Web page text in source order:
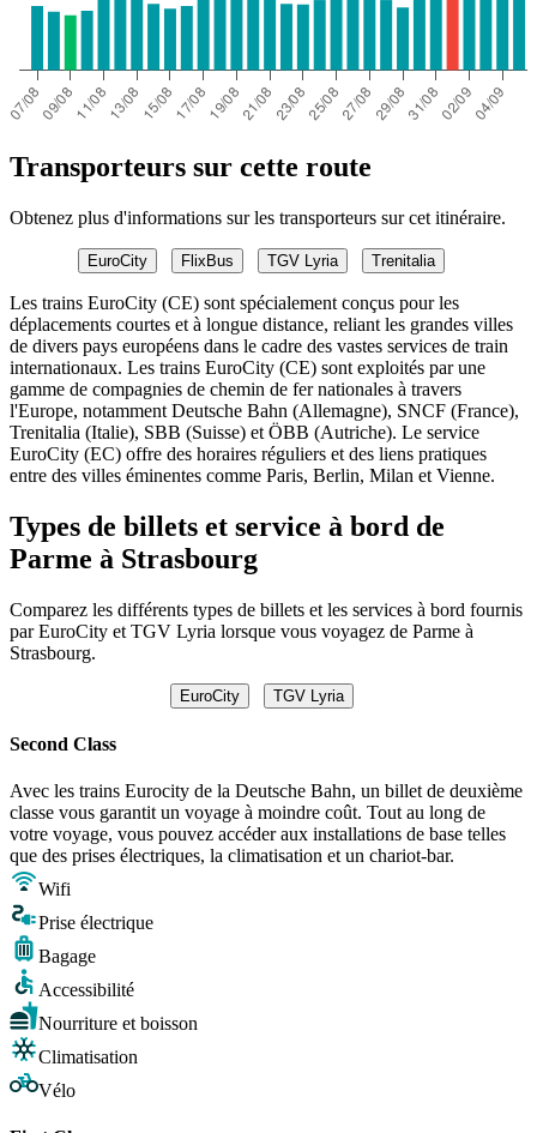
Transporteurs sur cette route
Obtenez plus d'informations sur les transporteurs sur cet itinéraire.
EuroCity FlixBus TGV Lyria Trenitalia
Les trains EuroCity (CE) sont spécialement conçus pour les
déplacements courtes et à longue distance, reliant les grandes villes
de divers pays européens dans le cadre des vastes services de train
internationaux. Les trains EuroCity (CE) sont exploités par une
gamme de compagnies de chemin de fer nationales à travers
l'Europe, notamment Deutsche Bahn (Allemagne), SNCF (France),
Trenitalia (Italie), SBB (Suisse) et ÖBB (Autriche). Le service
EuroCity (EC) offre des horaires réguliers et des liens pratiques
entre des villes éminentes comme Paris, Berlin, Milan et Vienne.
Types de billets et service à bord de
Parme à Strasbourg
Comparez les différents types de billets et les services à bord fournis
par EuroCity et TGV Lyria lorsque vous voyagez de Parme à
Strasbourg.
EuroCity TGV Lyria
Second Class
Avec les trains Eurocity de la Deutsche Bahn, un billet de deuxième
classe vous garantit un voyage à moindre coût. Tout au long de
votre voyage, vous pouvez accéder aux installations de base telles
que des prises électriques, la climatisation et un chariot-bar.
Wifi
Prise électrique
Bagage
Accessibilité
Nourriture et boisson
Climatisation
Vélo